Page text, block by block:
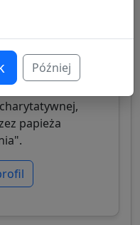
znany z
i
papieża
Później